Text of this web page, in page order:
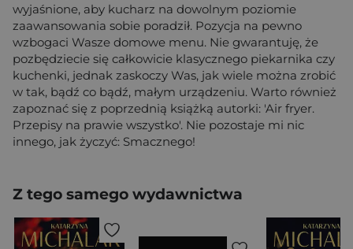
wyjaśnione, aby kucharz na dowolnym poziomie
zaawansowania sobie poradził. Pozycja na pewno
wzbogaci Wasze domowe menu. Nie gwarantuję, że
pozbędziecie się całkowicie klasycznego piekarnika czy
kuchenki, jednak zaskoczy Was, jak wiele można zrobić
w tak, bądź co bądź, małym urządzeniu. Warto również
zapoznać się z poprzednią książką autorki: 'Air fryer.
Przepisy na prawie wszystko'. Nie pozostaje mi nic
innego, jak życzyć: Smacznego!
Z tego samego wydawnictwa